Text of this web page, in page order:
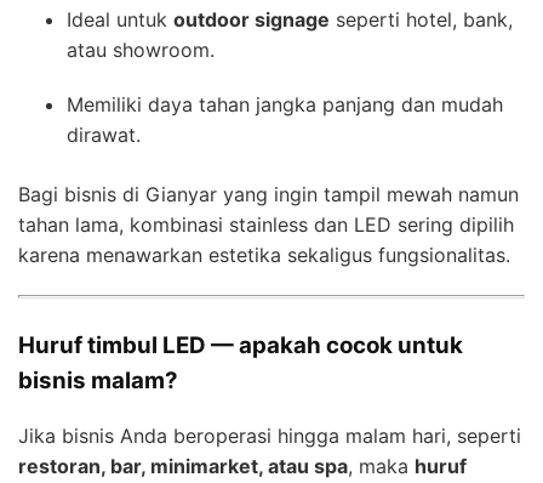
Ideal untuk outdoor signage seperti hotel, bank,
atau showroom.
Memiliki daya tahan jangka panjang dan mudah
dirawat.
Bagi bisnis di Gianyar yang ingin tampil mewah namun
tahan lama, kombinasi stainless dan LED sering dipilih
karena menawarkan estetika sekaligus fungsionalitas.
Huruf timbul LED — apakah cocok untuk
bisnis malam?
Jika bisnis Anda beroperasi hingga malam hari, seperti
restoran, bar, minimarket, atau spa, maka huruf